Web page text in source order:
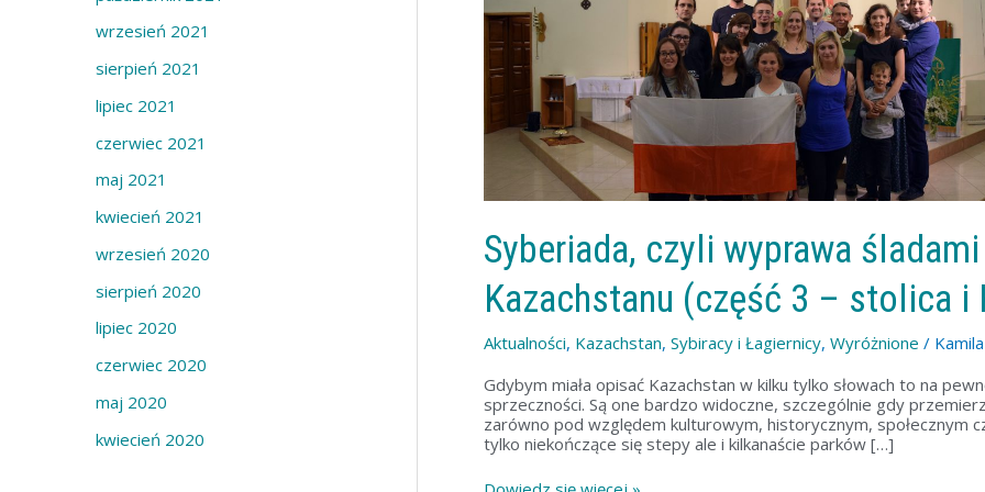
e
w
p
i
s
ó
w
wrzesień 2021
sierpień 2021
lipiec 2021
czerwiec 2021
maj 2021
kwiecień 2021
wrzesień 2020
sierpień 2020
lipiec 2020
czerwiec 2020
maj 2020
kwiecień 2020
Syberiada, czyli wyprawa
Kazachstanu (część 3 – stolica i
Aktualności, Kazachstan, Sybiracy i Łagiernicy, Wyróżnione /
Gdybym miała opisać Kazachstan w kilku tylko słowach to na
sprzeczności. Są one bardzo widoczne, szczególnie gdy
zarówno pod względem kulturowym, historycznym, społecznym
tylko niekończące się stepy ale i kilkanaście parków […]
do
Kazachstanu
(część
–
stolica
Karaganda)